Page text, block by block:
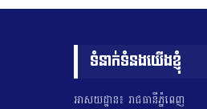
ទំនាក់ទំនងយើងខ្ញុំ
អាសយដ្ឋាន៖ រាជធានីភ្នំពេញ